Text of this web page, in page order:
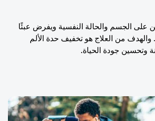
على الجسم والحالة النفسية ويفرض عبئًا
والهدف من العلاج هو تخفيف حدة الألم
وتحسين جودة الحياة.